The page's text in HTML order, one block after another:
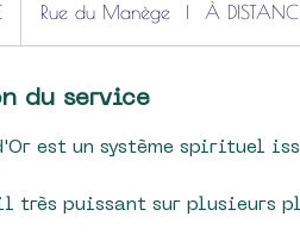
Rue du Manège | À
du service
est un système spirituel
très puissant sur plusieurs